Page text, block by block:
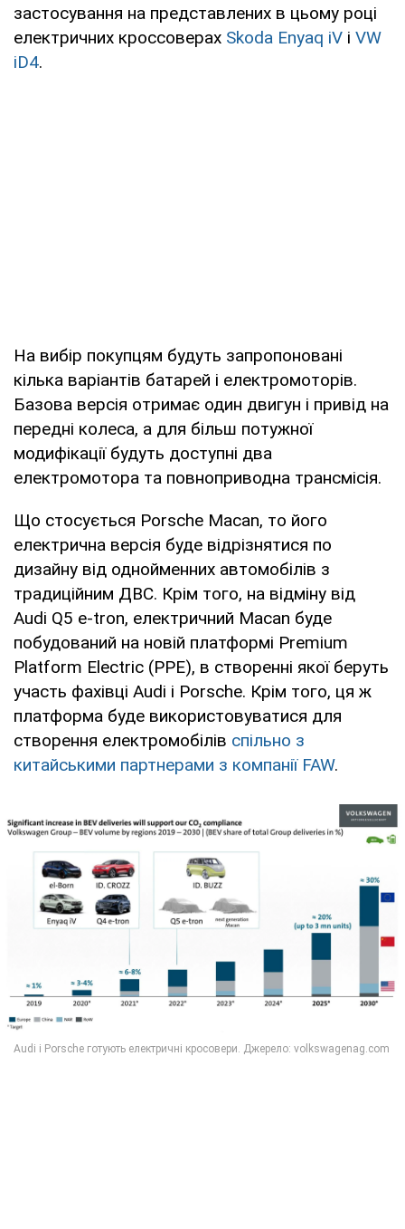
застосування на представлених в цьому році
електричних кроссоверах Skoda Enyaq iV і VW
iD4.
На вибір покупцям будуть запропоновані
кілька варіантів батарей і електромоторів.
Базова версія отримає один двигун і привід на
передні колеса, а для більш потужної
модифікації будуть доступні два
електромотора та повноприводна трансмісія.
Що стосується Porsche Macan, то його
електрична версія буде відрізнятися по
дизайну від однойменних автомобілів з
традиційним ДВС. Крім того, на відміну від
Audi Q5 e-tron, електричний Macan буде
побудований на новій платформі Premium
Platform Electric (PPE), в створенні якої беруть
участь фахівці Audi і Porsche. Крім того, ця ж
платформа буде використовуватися для
створення електромобілів спільно з
китайськими партнерами з компанії FAW.